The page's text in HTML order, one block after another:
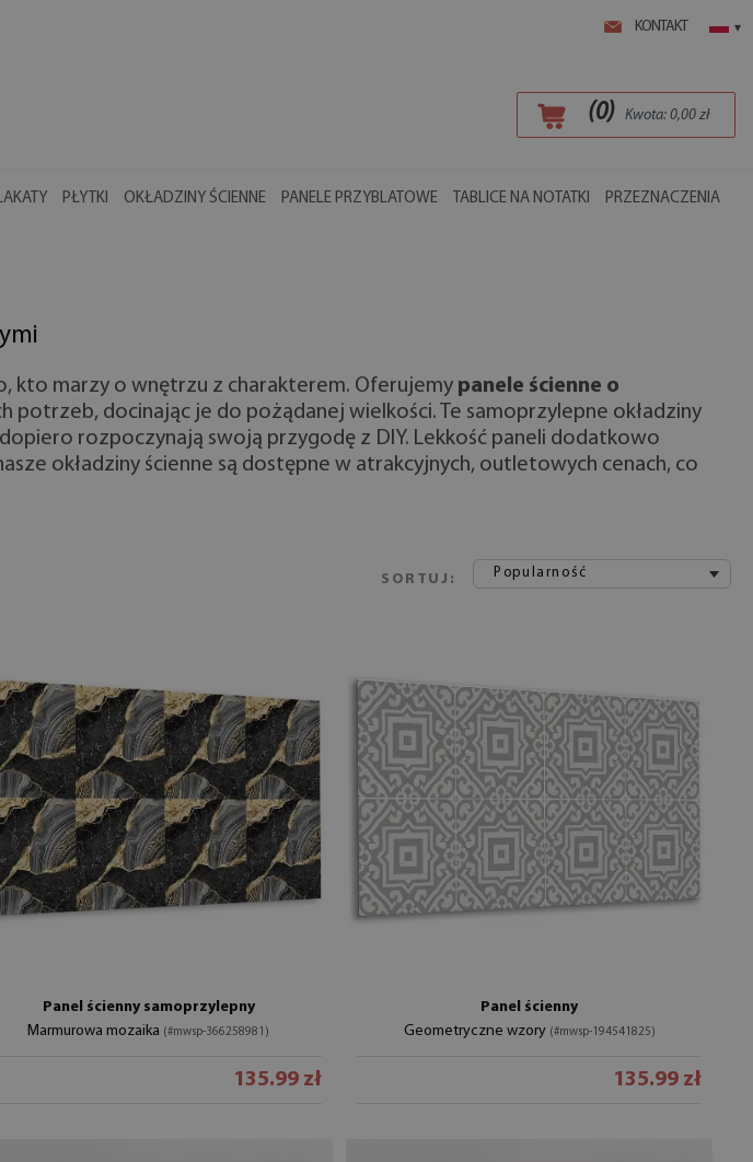
KONTAKT ▾
(0) Kwota: 0,00zł
PŁYTKI OKŁADZINY ŚCIENNE PANELE PRZYBLATOWE TABLICE NA NOTATKI PRZEZNACZENIA
kto marzy o wnętrzu z charakterem. Oferujemy panele ścienne o
docinając je do pożądanej wielkości. Te samoprzylepne okładziny
rozpoczynają swoją przygodę z DIY. Lekkość paneli dodatkowo
okładziny ścienne są dostępne w atrakcyjnych, outletowych cenach, co
SORTUJ: Popularność
Panel ścienny samoprzylepny
Marmurowa mozaika (#mwsp-366258981)
135.99 zł
Panel ścienny
Geometryczne wzory (#mwsp-194541825)
135.99 zł